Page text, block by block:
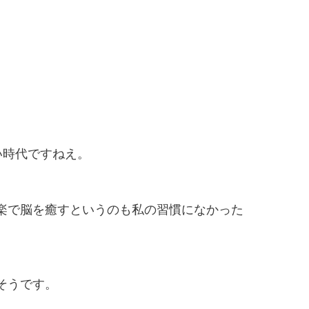
代ですねえ。
脳を癒すというのも私の習慣になかった
です。